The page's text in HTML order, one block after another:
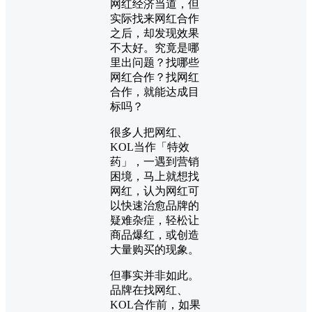
网红经济当道，但
实际找来网红合作
之后，却发现效果
不太好。究竟是哪
里出问题？找哪些
网红合作？找网红
合作，就能达成目
标吗？
很多人把网红、
KOL当作「特效
药」，一遇到营销
困境，马上就想找
网红，认为网红可
以快速治愈品牌的
疑难杂症，轻松让
商品爆红，或创造
大量购买的现象。
但事实并非如此。
品牌在找网红、
KOL合作前，如果